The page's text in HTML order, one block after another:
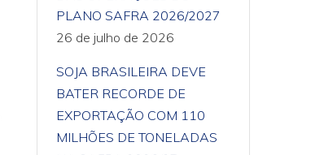
PLANO SAFRA 2026/2027
26 de julho de 2026
SOJA BRASILEIRA DEVE
BATER RECORDE DE
EXPORTAÇÃO COM 110
MILHÕES DE TONELADAS